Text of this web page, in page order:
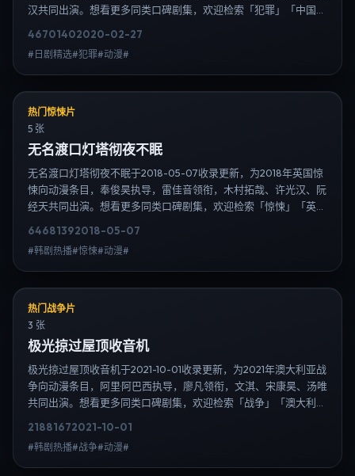
汉共同出演。想看更多同类口碑剧集，欢迎检索「犯罪」「中国香
息，延伸检索日韩电视剧、韩剧全集、日剧高清等长尾词。
46701402020-02-27
#日剧精选#犯罪#动漫#
热门惊悚片
5 张
无名渡口灯塔彻夜不眠
无名渡口灯塔彻夜不眠于2018-05-07收录更新，为2018年英国惊
悚向动漫条目，奉俊昊执导，雷佳音领衔，木村拓哉、许光汉、阮
经天共同出演。想看更多同类口碑剧集，欢迎检索「惊悚」「英
息，延伸检索日韩电视剧、韩剧全集、日剧高清等长尾词。
64681392018-05-07
#韩剧热播#惊悚#动漫#
热门战争片
3 张
极光掠过屋顶收音机
极光掠过屋顶收音机于2021-10-01收录更新，为2021年澳大利亚战
争向动漫条目，阿里·阿巴西执导，廖凡领衔，文淇、宋康昊、汤唯
共同出演。想看更多同类口碑剧集，欢迎检索「战争」「澳大利
息，延伸检索日韩电视剧、韩剧全集、日剧高清等长尾词。
21881672021-10-01
#韩剧热播#战争#动漫#